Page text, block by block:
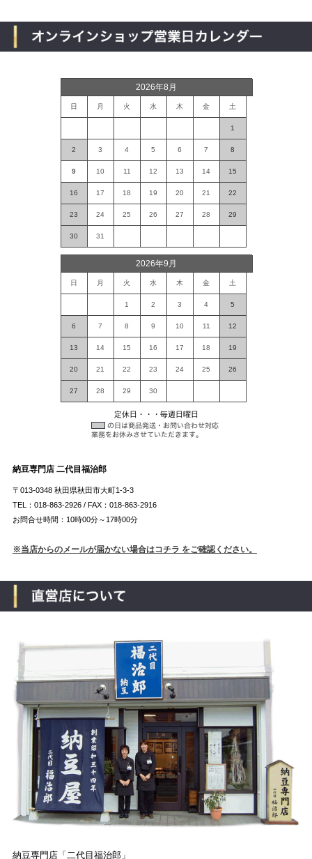
2026年8月
日 月 火 水 木 金 土
1
2 3 4 5 6 7 8
9 10 11 12 13 14 15
16 17 18 19 20 21 22
23 24 25 26 27 28 29
30 31
2026年9月
日 月 火 水 木 金 土
1 2 3 4 5
6 7 8 9 10 11 12
13 14 15 16 17 18 19
20 21 22 23 24 25 26
27 28 29 30
定休日・・・毎週日曜日
納豆専門店 二代目福治郎
〒013-0348 秋田県秋田市大町1-3-3
TEL：018-863-2926 / FAX：018-863-2916
お問合せ時間：10時00分～17時00分
※当店からのメールが届かない場合はコチラ をご確認ください。
納豆専門店「二代目福治郎」